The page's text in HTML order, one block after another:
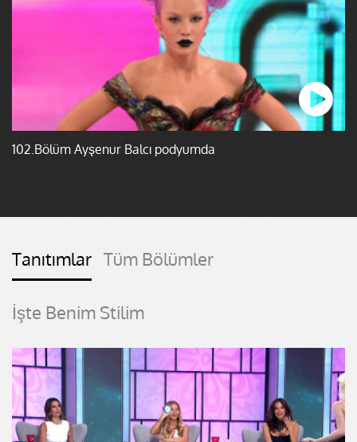
102.Bölüm Ayşenur Balcı podyumda
Tanıtımlar Tüm Bölümler
İşte Benim Stilim